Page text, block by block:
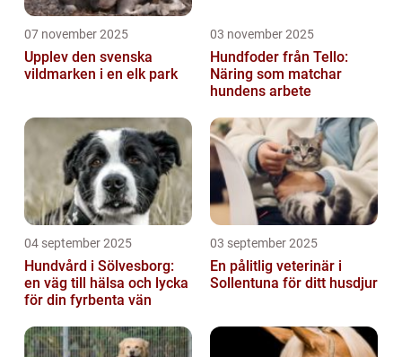
07 november 2025
Upplev den svenska
vildmarken i en elk park
03 november 2025
Hundfoder från Tello:
Näring som matchar
hundens arbete
04 september 2025
Hundvård i Sölvesborg:
en väg till hälsa och lycka
för din fyrbenta vän
03 september 2025
En pålitlig veterinär i
Sollentuna för ditt husdjur